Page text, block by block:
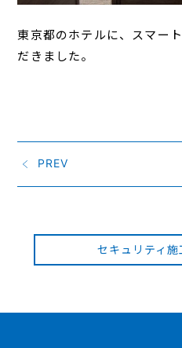
東京都のホテルに、スマー
だきました。
PREV
セキュリティ